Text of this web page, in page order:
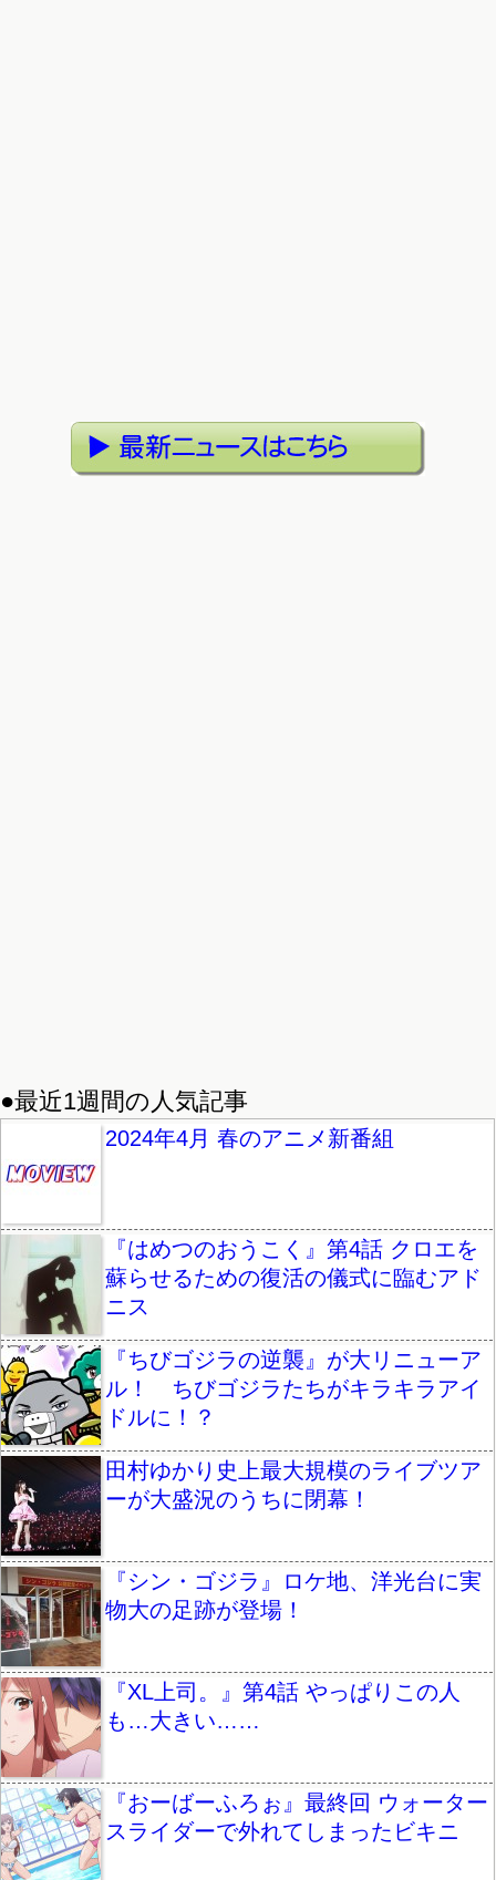
●最近1週間の人気記事
2024年4月 春のアニメ新番組
『はめつのおうこく』第4話 クロエを
蘇らせるための復活の儀式に臨むアド
ニス
『ちびゴジラの逆襲』が大リニューア
ル！ ちびゴジラたちがキラキラアイ
ドルに！？
田村ゆかり史上最大規模のライブツア
ーが大盛況のうちに閉幕！
『シン・ゴジラ』ロケ地、洋光台に実
物大の足跡が登場！
『XL上司。』第4話 やっぱりこの人
も…大きい……
『おーばーふろぉ』最終回 ウォーター
スライダーで外れてしまったビキニ